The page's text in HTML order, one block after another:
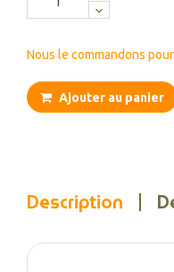
Nous le commandons
Ajouter au panier
Description